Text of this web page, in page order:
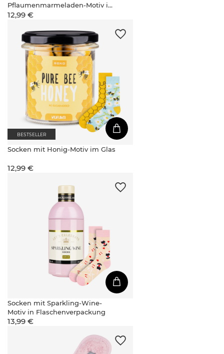
Pflaumenmarmeladen-Motiv im
Glas
12,99 €
BESTSELLER
Socken mit Honig-Motiv im Glas
12,99 €
Socken mit Sparkling-Wine-
Motiv in Flaschenverpackung
13,99 €